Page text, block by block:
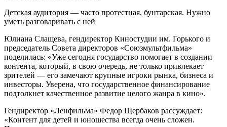
Детская аудитория — часто протестная, бунтарская. Нужно
уметь разговаривать с ней
Юлиана Слащева, гендиректор Киностудии им. Горького и
председатель Совета директоров «Союзмультфильма»
поделилась: «Уже сегодня государство помогает в создании
контента, который, в свою очередь, не только привлекает
зрителей — его замечают крупные игроки рынка, бизнеса и
инвесторы. Уверена, что государственное финансирование
подтолкнет качественное развитие целого жанра в кино».
Гендиректор «Ленфильма» Федор Щербаков рассуждает:
«Контент для детей и юношества всегда очень сложен.